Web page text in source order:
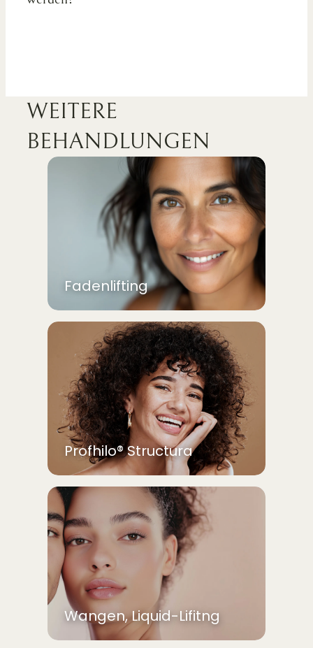
WEITERE
BEHANDLUNGEN
Fadenlifting
Profhilo® Structura
Wangen, Liquid-Lifitng